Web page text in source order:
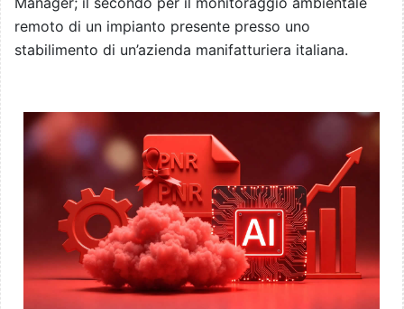
remoto di un impianto presente presso uno
stabilimento di un’azienda manifatturiera italiana.